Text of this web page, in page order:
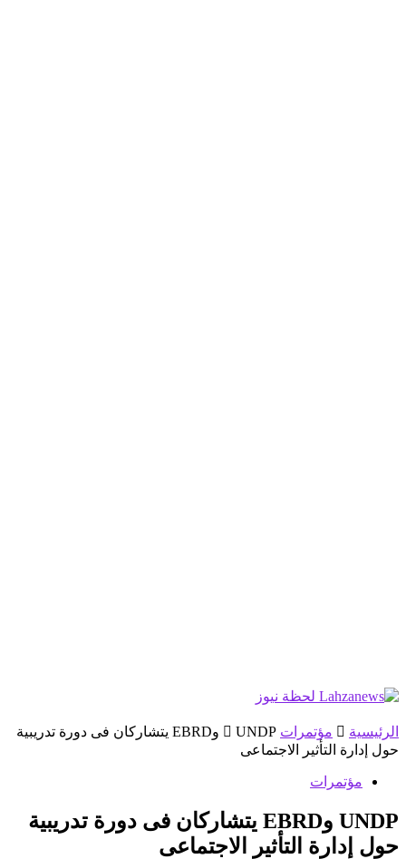
الرئيسية مؤتمرات
UNDP وEBRD يتشاركان فى دورة تدريبية
حول إدارة التأثير الاجتماعى
مؤتمرات
UNDP وEBRD يتشاركان فى دورة تدريبية
حول إدارة التأثير الاجتماعى